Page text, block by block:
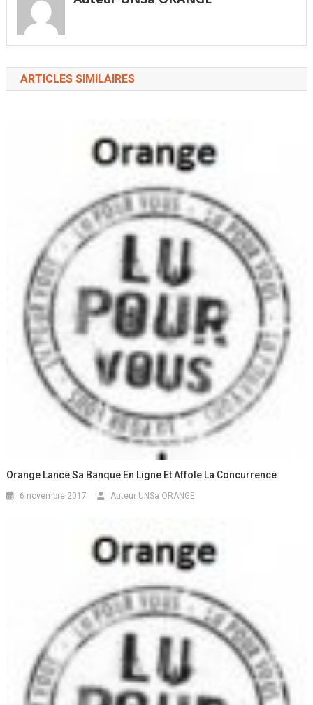
Hardy…
ARTICLES SIMILAIRES
Orange Lance Sa Banque En Ligne Et Affole La Concurrence
6 novembre 2017 Auteur UNSa ORANGE